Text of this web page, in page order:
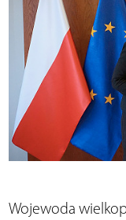
Wojewoda